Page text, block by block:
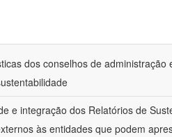
dos conselhos de administração
e integração dos Relatórios de
às entidades que podem